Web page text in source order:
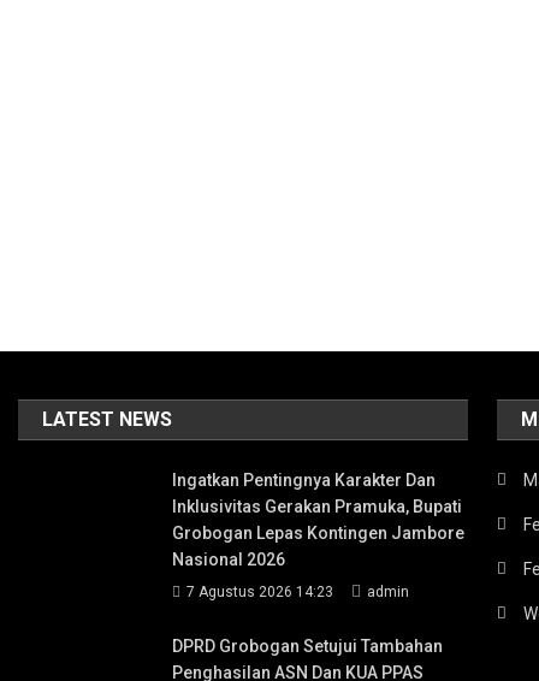
LATEST NEWS
Ingatkan Pentingnya Karakter Dan
Inklusivitas Gerakan Pramuka, Bupati
Grobogan Lepas Kontingen Jambore
Nasional 2026
7 Agustus 2026 14:23 admin
DPRD Grobogan Setujui Tambahan
Penghasilan ASN Dan KUA PPAS